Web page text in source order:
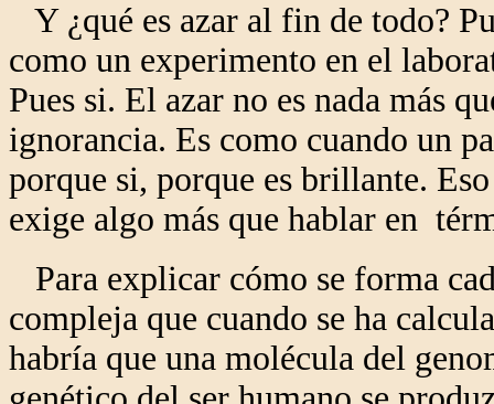
Y ¿qué es azar al fin de todo?
como un experimento en el
Pues si. El azar no es nada más
ignorancia. Es como cuando un
porque si, porque es brillante.
exige algo más que hablar en
Para explicar cómo se forma
compleja que cuando se ha
habría que una molécula del